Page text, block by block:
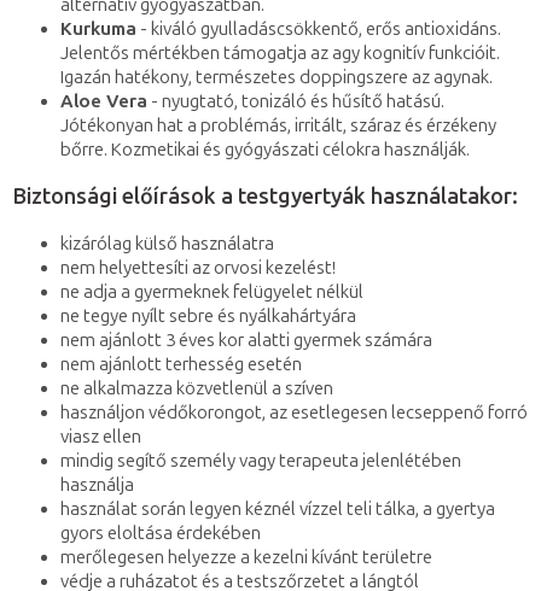
alternatív gyógyászatban.
Kurkuma - kiváló gyulladáscsökkentő, erős antioxidáns.
Jelentős mértékben támogatja az agy kognitív funkcióit.
Igazán hatékony, természetes doppingszere az agynak.
Aloe Vera - nyugtató, tonizáló és hűsítő hatású.
Jótékonyan hat a problémás, irritált, száraz és érzékeny
bőrre. Kozmetikai és gyógyászati célokra használják.
Biztonsági előírások a testgyertyák használatakor:
kizárólag külső használatra
nem helyettesíti az orvosi kezelést!
ne adja a gyermeknek felügyelet nélkül
ne tegye nyílt sebre és nyálkahártyára
nem ajánlott 3 éves kor alatti gyermek számára
nem ajánlott terhesség esetén
ne alkalmazza közvetlenül a szíven
használjon védőkorongot, az esetlegesen lecseppenő forró
viasz ellen
mindig segítő személy vagy terapeuta jelenlétében
használja
használat során legyen kéznél vízzel teli tálka, a gyertya
gyors eloltása érdekében
merőlegesen helyezze a kezelni kívánt területre
védje a ruházatot és a testszőrzetet a lángtól